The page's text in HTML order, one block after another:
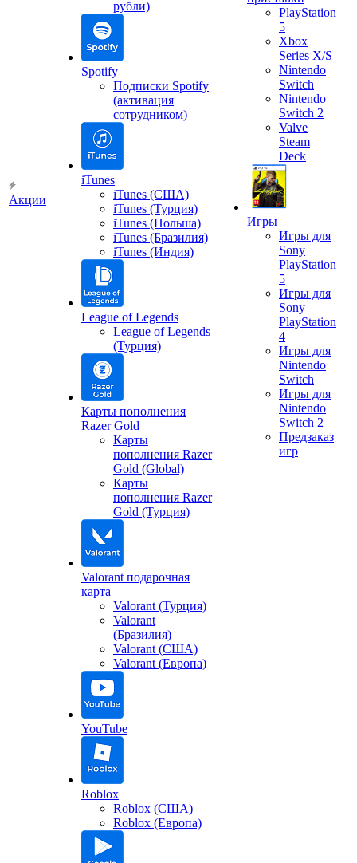
Акции
рубли)
Spotify
Подписки Spotify
(активация
сотрудником)
iTunes
iTunes (США)
iTunes (Турция)
iTunes (Польша)
iTunes (Бразилия)
iTunes (Индия)
League of Legends
League of Legends
(Турция)
Карты пополнения
Razer Gold
Карты
пополнения Razer
Gold (Global)
Карты
пополнения Razer
Gold (Турция)
Valorant подарочная
карта
Valorant (Турция)
Valorant
(Бразилия)
Valorant (США)
Valorant (Европа)
YouTube
Roblox
Roblox (США)
Roblox (Европа)
PlayStation
5
Xbox
Series X/S
Nintendo
Switch
Nintendo
Switch 2
Valve
Steam
Deck
Игры
Игры для
Sony
PlayStation
5
Игры для
Sony
PlayStation
4
Игры для
Nintendo
Switch
Игры для
Nintendo
Switch 2
Предзаказ
игр